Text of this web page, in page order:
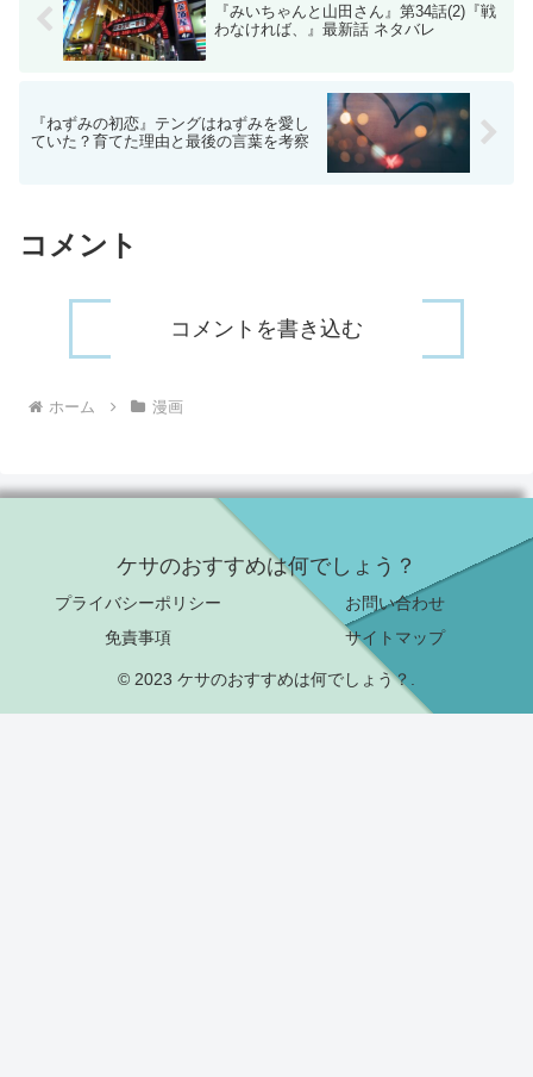
『みいちゃんと山田さん』第34話(2)『戦
わなければ、』最新話 ネタバレ
『ねずみの初恋』テングはねずみを愛し
ていた？育てた理由と最後の言葉を考察
コメント
コメントを書き込む
ホーム 漫画
ケサのおすすめは何でしょう？
プライバシーポリシー
お問い合わせ
免責事項
サイトマップ
© 2023 ケサのおすすめは何でしょう？.